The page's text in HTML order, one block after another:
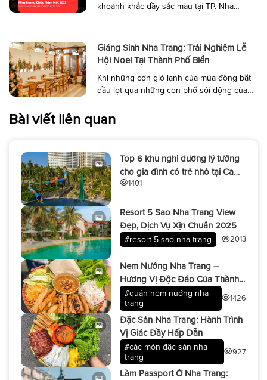
khoảnh khắc đầy sắc màu tại TP. Nha
trường 2 tháng 4. Đây là hoạt động được
Bộ Văn hóa, Thể thao và Du lịch phê duyệt,
Giáng Sinh Nha Trang: Trải Nghiệm Lễ
Hội Noel Tại Thành Phố Biển
Khi những cơn gió lạnh của mùa đông bắt
đầu lọt qua những con phố sôi động của
ngập khắp mọi nẻo đường. Lễ hội Giáng
nhau đón chào một […]
Bài viết liên quan
Top 6 khu nghỉ dưỡng lý tưởng
cho gia đình có trẻ nhỏ tại Cam
Ranh
1401
Resort 5 Sao Nha Trang View
Đẹp, Dịch Vụ Xịn Chuẩn 2025
#resort 5 sao nha trang 2013
Nem Nướng Nha Trang –
Hương Vị Độc Đáo Của Thành
Phố Biển
#quán nem nướng nha
trang
1426
Đặc Sản Nha Trang: Hành Trình
Vị Giác Đầy Hấp Dẫn
#các món đặc sản nha
trang​
927
Làm Passport Ở Nha Trang: